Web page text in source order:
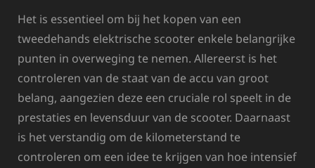
Het is essentieel om bij het kopen van een
tweedehands elektrische scooter enkele belangrijke
punten in overweging te nemen. Allereerst is het
controleren van de staat van de accu van groot
belang, aangezien deze een cruciale rol speelt in de
prestaties en levensduur van de scooter. Daarnaast
is het verstandig om de kilometerstand te
controleren om een idee te krijgen van hoe intensief